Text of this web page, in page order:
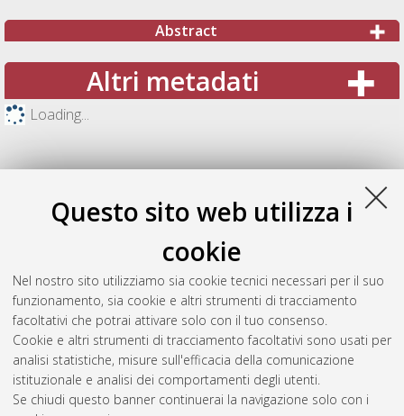
Questo sito web utilizza i
cookie
Nel nostro sito utilizziamo sia cookie tecnici necessari per il suo
funzionamento, sia cookie e altri strumenti di tracciamento
facoltativi che potrai attivare solo con il tuo consenso.
Cookie e altri strumenti di tracciamento facoltativi sono usati per
analisi statistiche, misure sull'efficacia della comunicazione
istituzionale e analisi dei comportamenti degli utenti.
Se chiudi questo banner continuerai la navigazione solo con i
Abstract
Altri metadati
Loading...
Gestione del documento: